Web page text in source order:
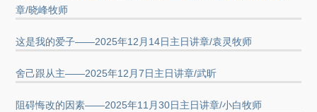
章/晓峰牧师
这是我的爱子——2025年12月14日主日讲章/袁灵牧师
舍己跟从主——2025年12月7日主日讲章/武昕
阻碍悔改的因素——2025年11月30日主日讲章/小白牧师